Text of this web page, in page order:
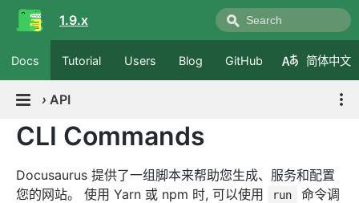
1.9.x
Docs Tutorial Users Blog GitHub 简体中文
› API
CLI Commands
Docusaurus 提供了一组脚本来帮助您生成、服务和配置
您的网站。 使用 Yarn 或 npm 时, 可以使用
run
命令调